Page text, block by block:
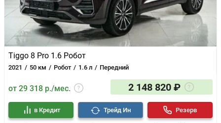
Система "Свободные руки"(Hands free) с Bluetooth-
связью с мобильным телефоном
Радио
6 динамиков
USB-разъем
Телематическая система Chery Remote - опция
Tiggo 8 Pro 1.6 Робот
2021 50 км Робот 1.6 л Передний
от 29 318 р./мес. 2 148 820 ₽
в Кредит Трейд Ин Резерв